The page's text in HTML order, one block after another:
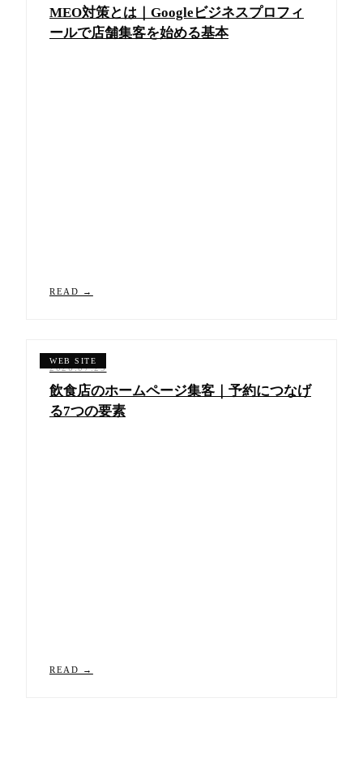
MEO対策とは｜Googleビジネスプロフィ
ールで店舗集客を始める基本
READ →
2026.07.25
飲食店のホームページ集客｜予約につなげ
る7つの要素
READ →